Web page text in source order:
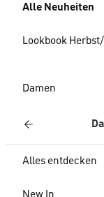
Alle Neuheiten
Lookbook
Damen
Alles entdecken